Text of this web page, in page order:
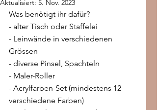
Aktualisiert: 5. Nov. 2023
Was benötigt ihr dafür?
- alter Tisch oder Staffelei
- Leinwände in verschiedenen
Grössen
- diverse Pinsel, Spachteln
- Maler-Roller
- Acrylfarben-Set (mindestens 12
verschiedene Farben)